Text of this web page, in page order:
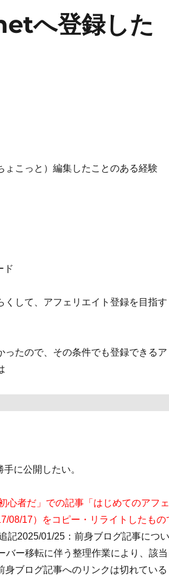
へ登録した
ょこっと）編集したことのある経験
ド
して、アフェリエイト登録を目指す
たので、その条件でも登録できるア
に公開したい。
心者だ」での記事「はじめてのアフェ
08/17）をコピー・リライトしたもの
追記2025/01/25：前身ブログ記事につい
ー移転に伴う整理作業により、該当
ブログ記事へのリンクは切れている